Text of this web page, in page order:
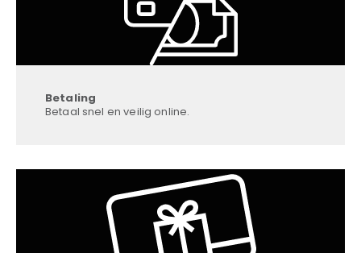
Betaling
Betaal snel en veilig online.